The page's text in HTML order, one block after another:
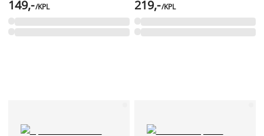
149,-/KPL 219,-/KPL